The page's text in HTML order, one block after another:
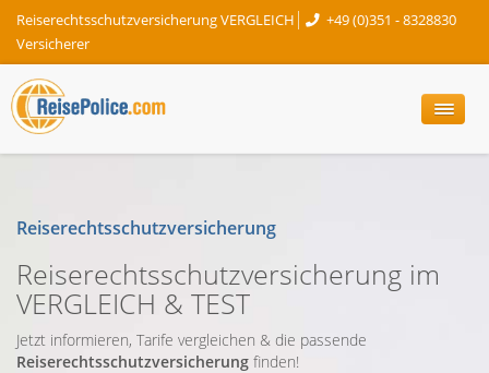
Reiserechtsschutzversicherung VERGLEICH
+49 (0)351 - 8328830
Versicherer
Reiserechtsschutzversicherung
Reiserechtsschutzversicherung im
VERGLEICH & TEST
Jetzt informieren, Tarife vergleichen & die passende
Reiserechtsschutzversicherung finden!